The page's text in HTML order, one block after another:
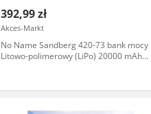
392,99 zł
Akces-Markt
No Name Sandberg 420-73 bank mocy
Litowo-polimerowy (LiPo) 20000 mAh